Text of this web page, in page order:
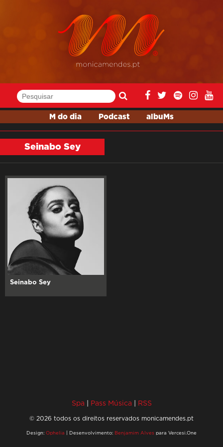
M do dia Podcast albuMs
Seinabo Sey
Seinabo Sey
Spa | Pass Música | RSS
© 2026 todos os direitos reservados monicamendes.pt
Design: Ophelia | Desenvolvimento: Benjamim Alves para Vercesi.One